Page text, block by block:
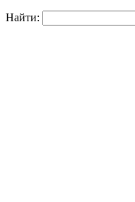
Найти: